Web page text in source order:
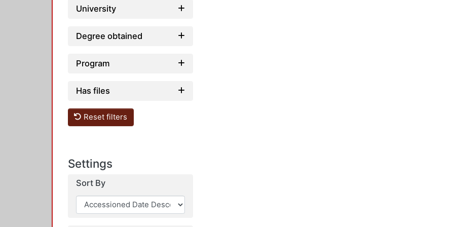
University
Degree obtained
Program
Has files
Reset filters
Settings
Sort By